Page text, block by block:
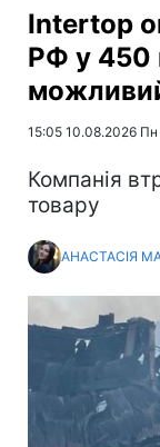
Intertop
РФ у 450
15:05 10.08.2026 Пн
Компанія
товару
АНАСТАСІЯ